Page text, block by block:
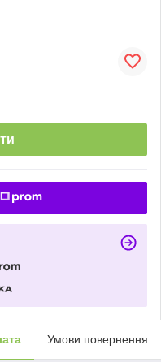
Умови повернення